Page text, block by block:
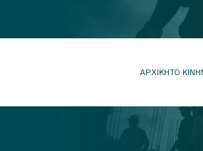
ΑΡΧΙΚΗΤΟ